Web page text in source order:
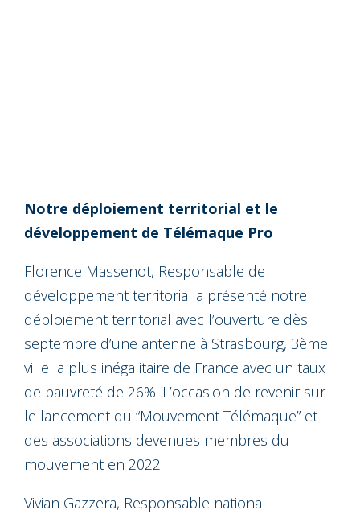
Notre déploiement territorial et le
développement de Télémaque Pro
Florence Massenot, Responsable de
développement territorial a présenté notre
déploiement territorial avec l’ouverture dès
septembre d’une antenne à Strasbourg, 3ème
ville la plus inégalitaire de France avec un taux
de pauvreté de 26%. L’occasion de revenir sur
le lancement du “Mouvement Télémaque” et
des associations devenues membres du
mouvement en 2022 !
Vivian Gazzera, Responsable national